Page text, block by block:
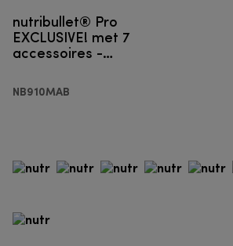
nutribullet® Pro
EXCLUSIVE! met 7
accessoires -
NB910MAB